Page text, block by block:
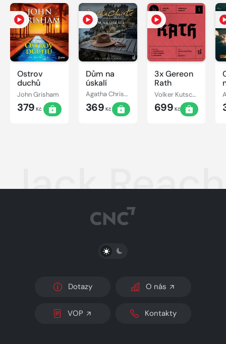
Ostrov
duchů
John Grisham
379 Kč
Dům na
úskalí
Agatha Christie
369 Kč
3x Gereon
Rath
Volker Kutscher
699 Kč
Jack
PŘEPNOUT SVĚTLÝ/TMAVÝ REŽIM
Dotazy O nás
VOP Kontakty